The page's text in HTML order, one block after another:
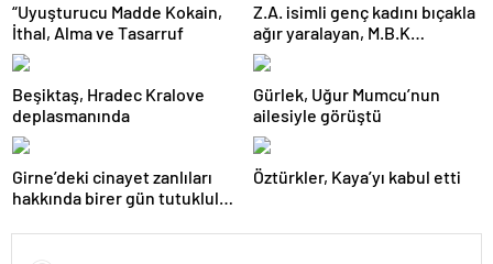
“Uyuşturucu Madde Kokain,
İthal, Alma ve Tasarruf
Z.A. isimli genç kadını bıçakla
ağır yaralayan, M.B.K
mahkemeye çıkarıldı
Beşiktaş, Hradec Kralove
deplasmanında
Gürlek, Uğur Mumcu’nun
ailesiyle görüştü
Girne’deki cinayet zanlıları
hakkında birer gün tutukluluk
Öztürkler, Kaya’yı kabul etti